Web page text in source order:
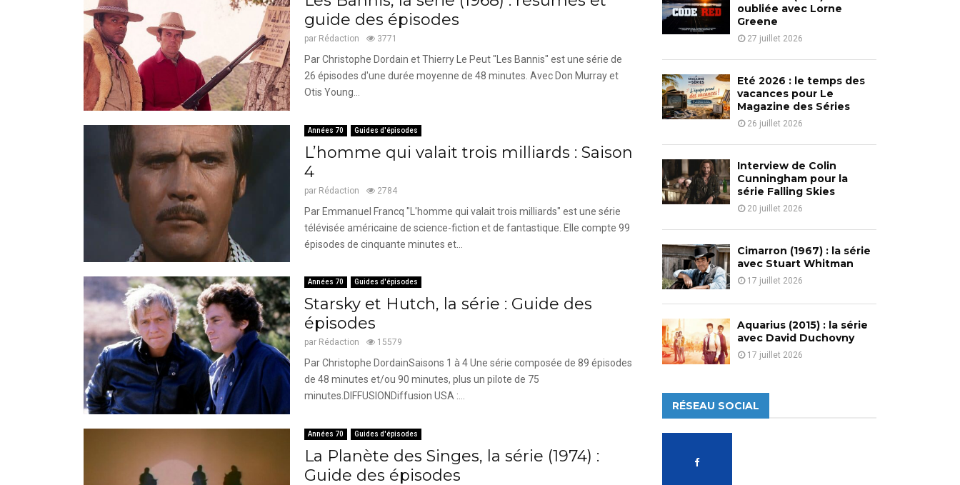
guide des épisodes
par Rédaction 3771
Par Christophe Dordain et Thierry Le Peut "Les Bannis" est une série de
26 épisodes d'une durée moyenne de 48 minutes. Avec Don Murray et
Otis Young...
Années 70 Guides d'épisodes
L’homme qui valait trois milliards : Saison
4
par Rédaction 2784
Par Emmanuel Francq "L'homme qui valait trois milliards" est une série
télévisée américaine de science-fiction et de fantastique. Elle compte 99
épisodes de cinquante minutes et...
Années 70 Guides d'épisodes
Starsky et Hutch, la série : Guide des
épisodes
par Rédaction 15579
Par Christophe DordainSaisons 1 à 4 Une série composée de 89 épisodes
de 48 minutes et/ou 90 minutes, plus un pilote de 75
minutes.DIFFUSIONDiffusion USA :...
Années 70 Guides d'épisodes
La Planète des Singes, la série (1974) :
Guide des épisodes
o
r
:
H
oubliée avec Lorne
Greene
27 juillet 2026
Eté 2026 : le temps des
vacances pour Le
Magazine des Séries
26 juillet 2026
Interview de Colin
Cunningham pour la
série Falling Skies
20 juillet 2026
Cimarron (1967) : la série
avec Stuart Whitman
17 juillet 2026
Aquarius (2015) : la série
avec David Duchovny
17 juillet 2026
RÉSEAU SOCIAL